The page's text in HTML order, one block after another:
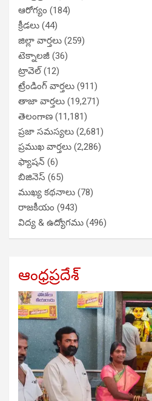
ఆరోగ్యం (184)
క్రీడలు (44)
జిల్లా వార్తలు (259)
టెక్నాలజీ (36)
ట్రావెల్(12)
ట్రేండింగ్ వార్తలు (911)
తాజా వార్తలు (19,271)
తెలంగాణ (11,181)
ప్రజా సమస్యలు (2,681)
ప్రముఖ వార్తలు (2,286)
ఫ్యాషన్ (6)
బిజినెస్ (65)
ముఖ్య కథనాలు (78)
రాజకీయం (943)
విద్య & ఉద్యోగము (496)
ఆంధ్రప్రదేశ్